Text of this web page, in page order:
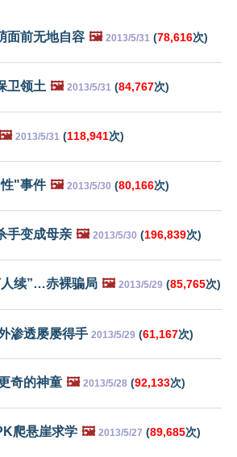
面前无地自容 🖼️ 2013/5/31 (78,616次)
卫领土 🖼️ 2013/5/31 (84,767次)
2013/5/31 (118,941次)
"事件 🖼️ 2013/5/30 (80,166次)
手变成母亲 🖼️ 2013/5/30 (196,839次)
续”…赤裸骗局 🖼️ 2013/5/29 (85,765次)
渗透屡屡得手 2013/5/29 (61,167次)
奇的神童 🖼️ 2013/5/28 (92,133次)
爬悬崖求学 🖼️ 2013/5/27 (89,685次)